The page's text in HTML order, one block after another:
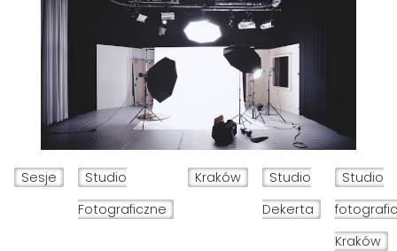
Sesje
Studio
Fotograficzne
Kraków
Studio
Dekerta
Studio
Kraków